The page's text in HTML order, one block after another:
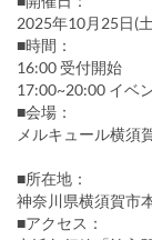
2025年10月25日(
■時間：
16:00 受付開始
17:00~20:00 イベ
■会場：
メルキュール横須
■所在地：
神奈川県横須賀市
■アクセス：